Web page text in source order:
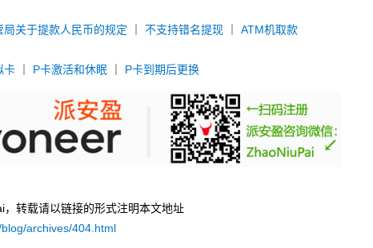
局关于提款人民币的规定 ｜不支持错名提现 ｜ATM机取款
卡 P卡激活和休眠 P卡到期后更换
转载请以链接的形式注明本文地址
archives/404.html